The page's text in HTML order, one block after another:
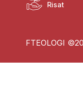
Risat
FTEOLOGI